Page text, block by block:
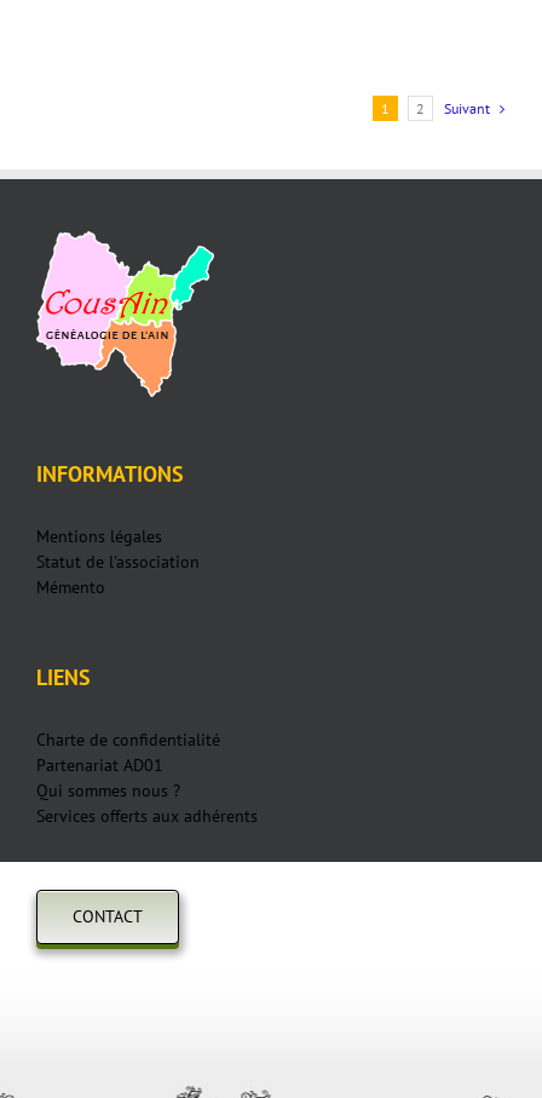
1 2 Suivant
INFORMATIONS
Mentions légales
Statut de l'association
Mémento
LIENS
Charte de confidentialité
Partenariat AD01
Qui sommes nous ?
Services offerts aux adhérents
CONTACT